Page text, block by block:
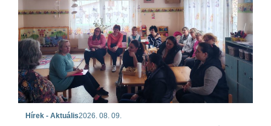
Hírek - Aktuális2026. 08. 09.